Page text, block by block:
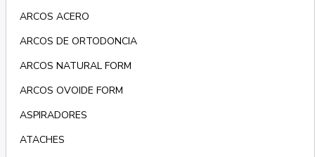
ARCOS ACERO
ARCOS DE ORTODONCIA
ARCOS NATURAL FORM
ARCOS OVOIDE FORM
ASPIRADORES
ATACHES